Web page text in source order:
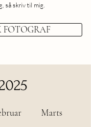
så skriv til mig.
FOTOGRAF
Marts